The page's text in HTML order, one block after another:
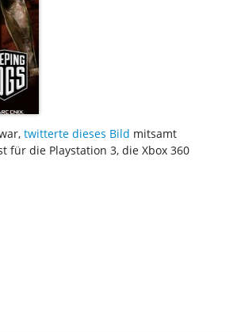
twitterte dieses Bild mitsamt
für die Playstation 3, die Xbox 360